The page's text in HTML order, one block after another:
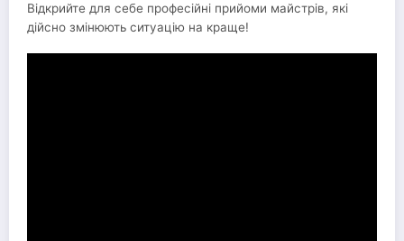
Відкрийте для себе професійні прийоми майстрів, які
дійсно змінюють ситуацію на краще!